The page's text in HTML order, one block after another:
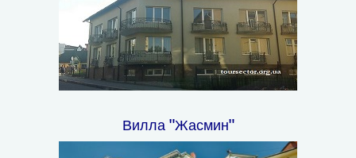
Вилла "Жасмин"